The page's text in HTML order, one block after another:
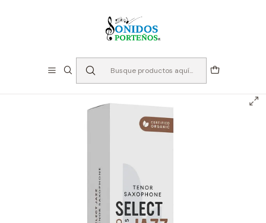
Cañas
Cañas Saxo Tenor